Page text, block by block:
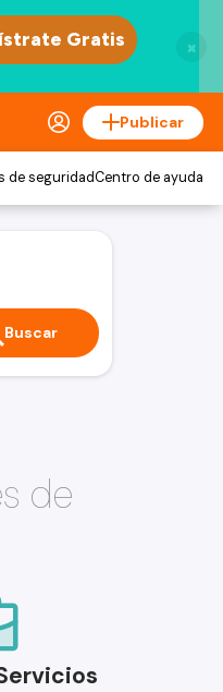
×
Publicar
de seguridadCentro de ayuda
Buscar
de